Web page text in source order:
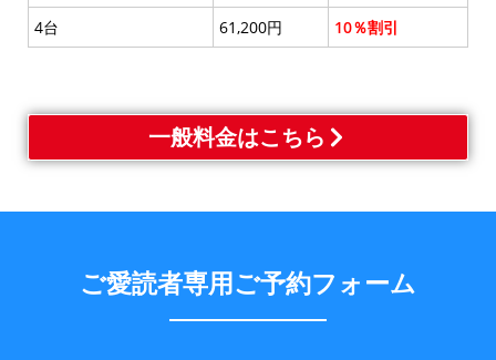
4台
61,200円 10％割引
一般料金はこちら
ご愛読者専用ご予約フォーム